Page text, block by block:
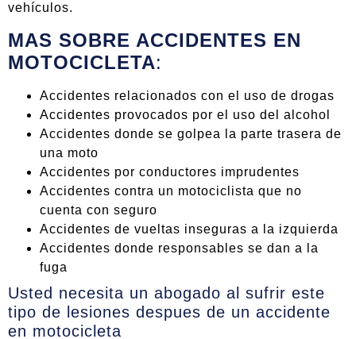
vehículos.
MAS SOBRE ACCIDENTES EN
MOTOCICLETA:
Accidentes relacionados con el uso de drogas
Accidentes provocados por el uso del alcohol
Accidentes donde se golpea la parte trasera de
una moto
Accidentes por conductores imprudentes
Accidentes contra un motociclista que no
cuenta con seguro
Accidentes de vueltas inseguras a la izquierda
Accidentes donde responsables se dan a la
fuga
Usted necesita un abogado al sufrir este
tipo de lesiones despues de un accidente
en motocicleta